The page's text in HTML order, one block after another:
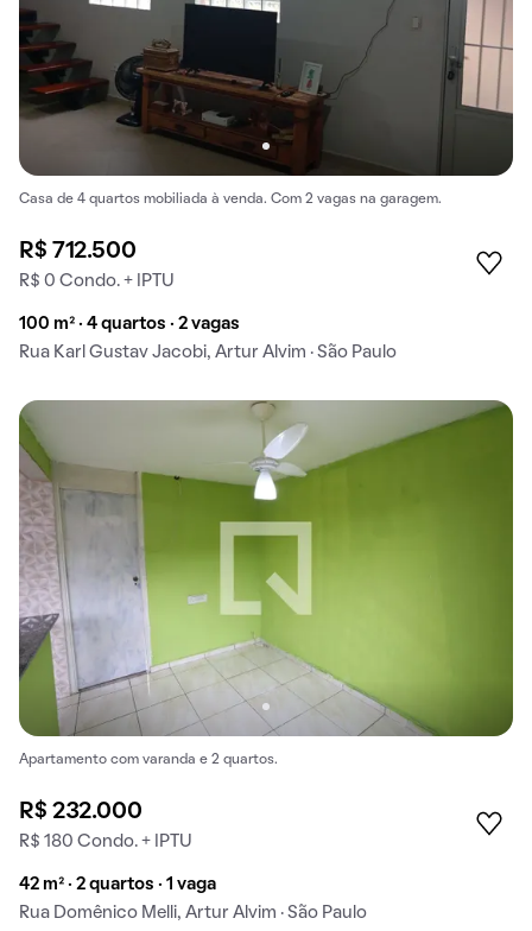
Casa de 4 quartos mobiliada à venda. Com 2 vagas na garagem.
R$ 712.500
R$ 0 Condo. + IPTU
100 m² · 4 quartos · 2 vagas
Rua Karl Gustav Jacobi, Artur Alvim · São Paulo
Apartamento com varanda e 2 quartos.
R$ 232.000
R$ 180 Condo. + IPTU
42 m² · 2 quartos · 1 vaga
Rua Domênico Melli, Artur Alvim · São Paulo